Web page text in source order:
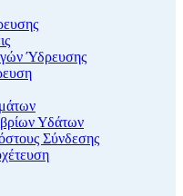
Ύδρευσης
Υδάτων
Σύνδεσης